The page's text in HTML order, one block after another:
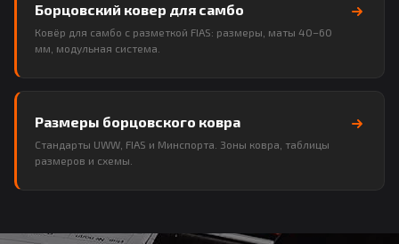
Борцовский ковер для самбо
Ковёр для самбо с разметкой FIAS: размеры, маты 40–60
мм, модульная система.
Размеры борцовского ковра
Стандарты UWW, FIAS и Минспорта. Зоны ковра, таблицы
размеров и схемы.